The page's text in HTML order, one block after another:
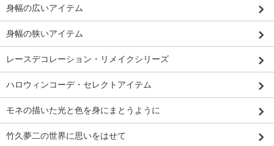
身幅の広いアイテム
身幅の狭いアイテム
レースデコレーション・リメイクシリーズ
ハロウィンコーデ・セレクトアイテム
モネの描いた光と色を身にまとうように
竹久夢二の世界に思いをはせて